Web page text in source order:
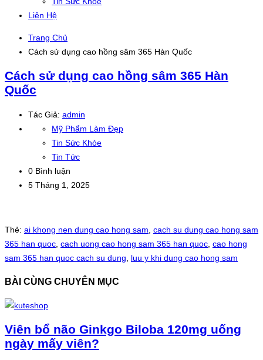
Liên Hệ
Trang Chủ
Cách sử dụng cao hồng sâm 365 Hàn Quốc
Cách sử dụng cao hồng sâm 365 Hàn
Quốc
Tác Giả: admin
Mỹ Phẩm Làm Đẹp
Tin Sức Khỏe
Tin Tức
0 Bình luận
5 Tháng 1, 2025
Thẻ: ai khong nen dung cao hong sam cach su dung cao hong sam
365 han quoc cach uong cao hong sam 365 han quoc cao hong
sam 365 han quoc cach su dung
luu y khi dung cao hong sam
BÀI CÙNG CHUYÊN MỤC
Viên bổ não Ginkgo Biloba 120mg uống
ngày mấy viên?